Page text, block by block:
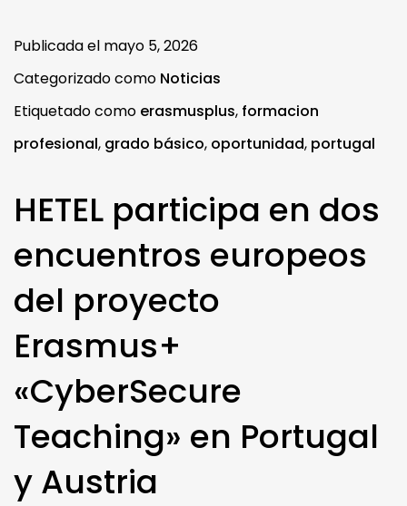
Publicada el mayo 5, 2026
Categorizado como Noticias
Etiquetado como erasmusplus, formacion
profesional, grado básico, oportunidad, portugal
HETEL participa en dos
encuentros europeos
del proyecto
Erasmus+
«CyberSecure
Teaching» en Portugal
y Austria